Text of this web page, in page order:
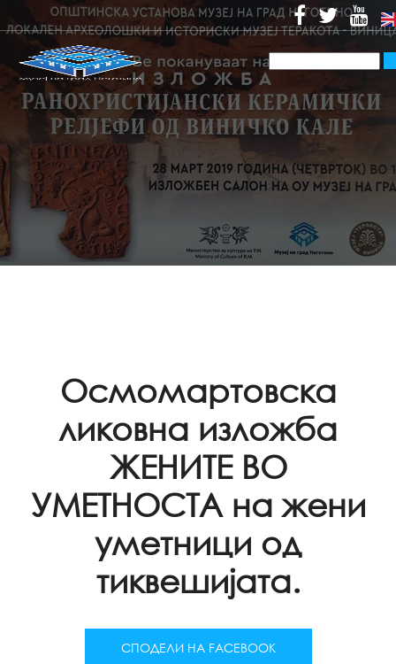
Осмомартовска
ликовна изложба
ЖЕНИТЕ ВО
УМЕТНОСТА на жени
уметници од
тиквешијата.
СПОДЕЛИ НА FACEBOOK